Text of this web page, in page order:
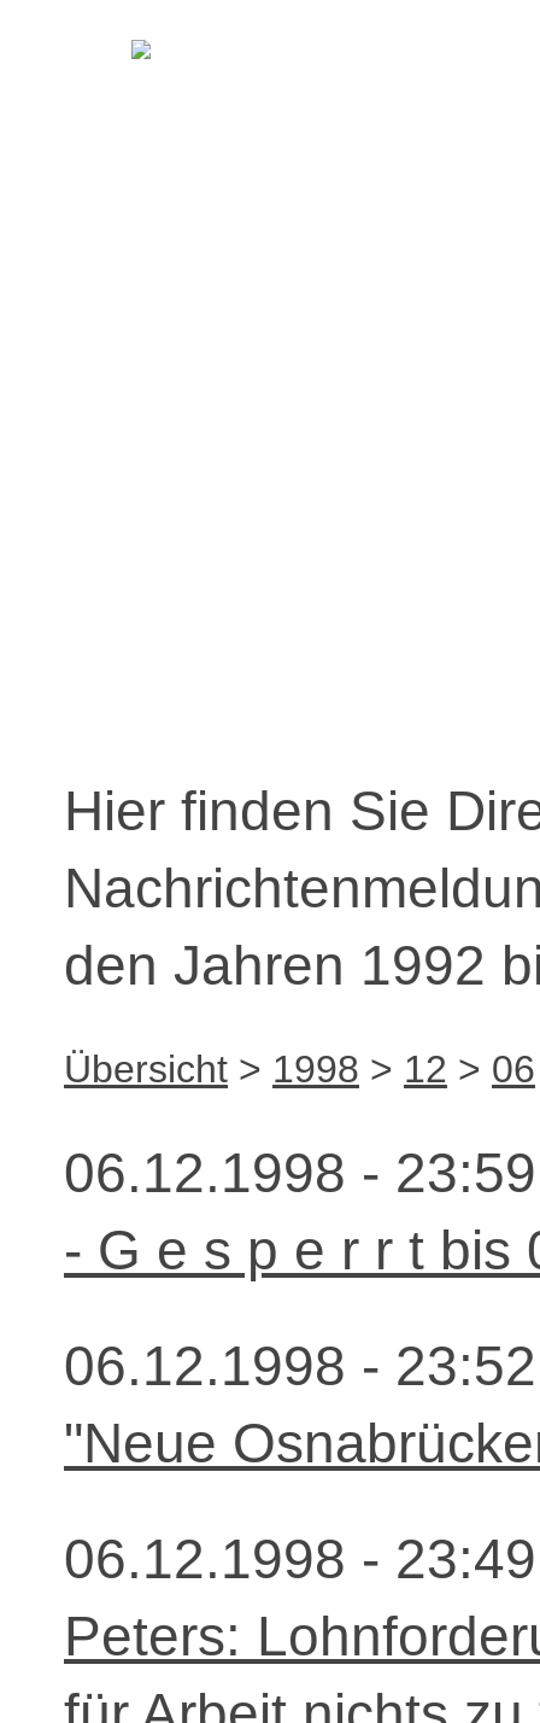
Hier finden Sie
den Jahren 1992
Übersicht > 1998 > 12 > 06
06.12.1998 -
- G e s p e r r t bis
06.12.1998 -
"Neue
06.12.1998 -
Peters: